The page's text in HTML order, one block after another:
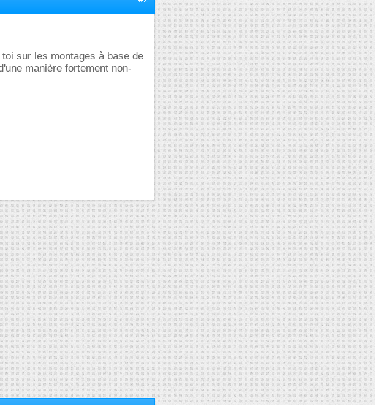
sur les montages à base de
manière fortement non-